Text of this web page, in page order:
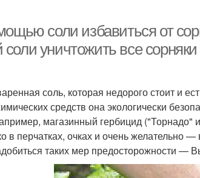
соли избавиться от
уничтожить все сорняки
соль, которая недорого стоит и
средств она экологически
магазинный гербицид ("Торнадо"
в перчатках, очках и очень желательно
таких мер предосторожности —